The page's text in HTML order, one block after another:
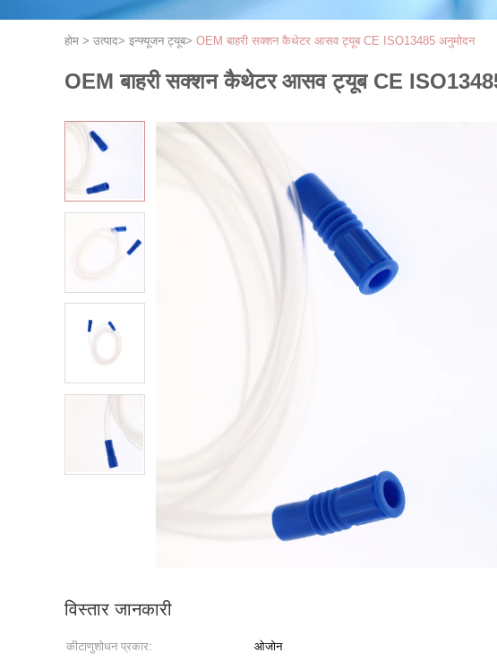
होम > उत्पाद> इन्फ्यूजन ट्यूब> OEM बाहरी सक्शन कैथेटर आसव ट्यूब CE ISO13485 अनुमोदन
OEM बाहरी सक्शन कैथेटर आसव ट्यूब CE
विस्तार जानकारी
कीटाणुशोधन प्रकार: ओजोन